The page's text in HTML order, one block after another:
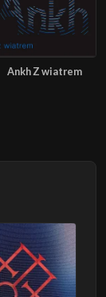
Ankh Z wiatrem